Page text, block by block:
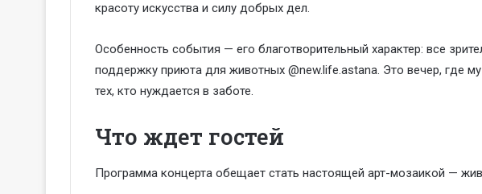
красоту искусства и силу добрых дел.
Особенность события — его благотворительный характер: все
поддержку приюта для животных @new.life.astana. Это вечер, где
тех, кто нуждается в заботе.
Что ждет гостей
Программа концерта обещает стать настоящей арт-мозаикой —